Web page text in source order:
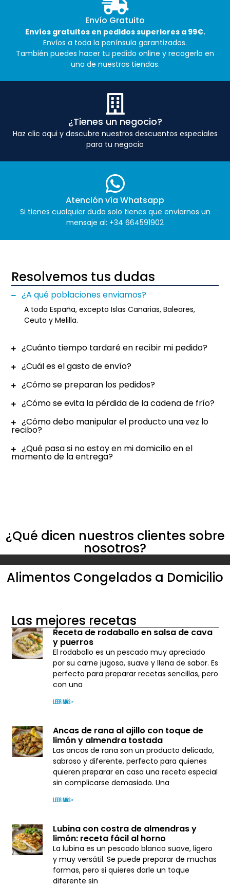
Envío Gratuito
Envíos gratuitos en pedidos superiores a 99€.
Envíos a toda la península garantizados.
También puedes hacer tu pedido online y recogerlo en
una de nuestras tiendas.
¿Tienes un negocio?
Haz clic aqui y descubre nuestros descuentos especiales
para tu negocio
Atención vía Whatsapp
Si tienes cualquier duda solo tienes que enviarnos un
mensaje al: +34 664591902
Resolvemos tus dudas
¿A qué poblaciones enviamos?
A toda España, excepto Islas Canarias, Baleares,
Ceuta y Melilla.
¿Cuánto tiempo tardaré en recibir mi pedido?
¿Cuál es el gasto de envío?
¿Cómo se preparan los pedidos?
¿Cómo se evita la pérdida de la cadena de frío?
¿Cómo debo manipular el producto una vez lo
recibo?
¿Qué pasa si no estoy en mi domicilio en el
momento de la entrega?
¿Qué dicen nuestros clientes sobre
nosotros?
Alimentos Congelados a Domicilio
Las mejores recetas
Receta de rodaballo en salsa de cava
y puerros
El rodaballo es un pescado muy apreciado
por su carne jugosa, suave y llena de sabor. Es
perfecto para preparar recetas sencillas, pero
con una
Leer más »
Ancas de rana al ajillo con toque de
limón y almendra tostada
Las ancas de rana son un producto delicado,
sabroso y diferente, perfecto para quienes
quieren preparar en casa una receta especial
sin complicarse demasiado. Una
Leer más »
Lubina con costra de almendras y
limón: receta fácil al horno
La lubina es un pescado blanco suave, ligero
y muy versátil. Se puede preparar de muchas
formas, pero si quieres darle un toque
diferente sin